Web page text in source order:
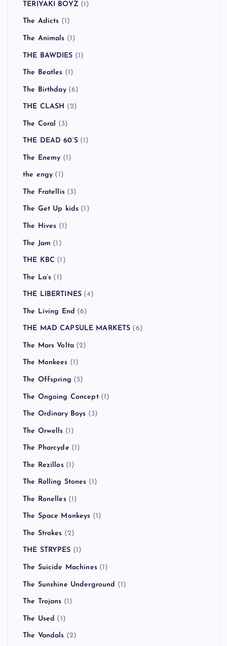
TERIYAKI BOYZ(1)
The Adicts (1)
The Animals (1)
THE BAWDIES (1)
The Beatles (1)
The Birthday(6)
THE CLASH (2)
The Coral (3)
THE DEAD 60’S(1)
The Enemy (1)
the engy (1)
The Fratellis(3)
The Get Up kids (1)
The Hives (1)
The Jam (1)
THE KBC (1)
The La’s (1)
THE LIBERTINES (4)
The Living End (6)
THE MAD CAPSULE MARKETS (6)
The Mars Volta (2)
The Monkees (1)
The Offspring (5)
The Ongoing Concept(1)
The Ordinary Boys (3)
The Orwells (1)
The Pharcyde (1)
The Rezillos(1)
The Rolling Stones (1)
The Ronelles(1)
The Space Monkeys (1)
The Strokes (2)
THE STRYPES (1)
The Suicide Machines(1)
The Sunshine Underground (1)
The Trojans (1)
The Used (1)
The Vandals (2)